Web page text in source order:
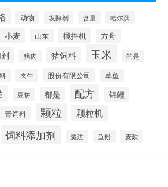
动物 发酵剂 含量 哈尔滨
小麦 山东 搅拌机 方舟
猪肉 猪饲料 玉米 的是
肉牛 股份有限公司 草鱼
豆饼 都是 配方 锦鲤
青饲料 颗粒 颗粒机
饲料添加剂 魔法 鱼粉 麦麸